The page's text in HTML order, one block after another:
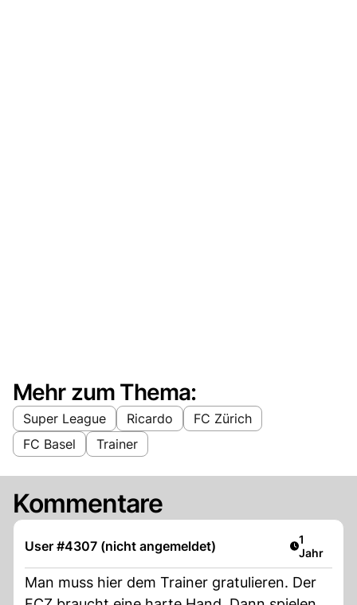
Mehr zum Thema:
Super League Ricardo
FC Zürich
FC Basel
Trainer
Kommentare
User #4307 (nicht angemeldet) Artikel
1
Jahr
Man muss hier dem Trainer gratulieren. Der